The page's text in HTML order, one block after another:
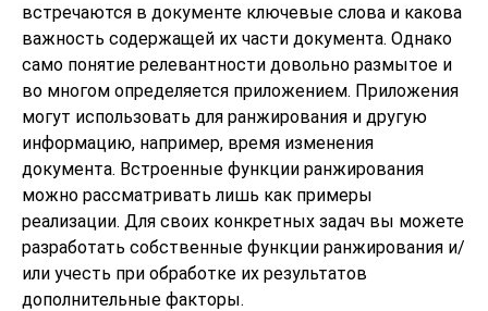
встречаются в документе ключевые слова и какова
важность содержащей их части документа. Однако
само понятие релевантности довольно размытое и
во многом определяется приложением. Приложения
могут использовать для ранжирования и другую
информацию, например, время изменения
документа. Встроенные функции ранжирования
можно рассматривать лишь как примеры
реализации. Для своих конкретных задач вы можете
разработать собственные функции ранжирования и/
или учесть при обработке их результатов
дополнительные факторы.